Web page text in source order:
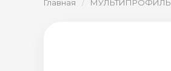
Главная / МУЛЬТИПРОФИЛЬ